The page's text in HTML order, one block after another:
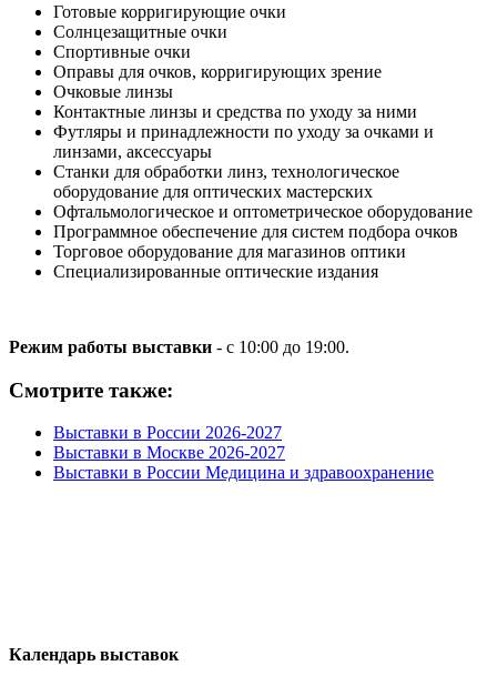
Готовые корригирующие очки
Солнцезащитные очки
Спортивные очки
Оправы для очков, корригирующих зрение
Очковые линзы
Контактные линзы и средства по уходу за ними
Футляры и принадлежности по уходу за очками и
линзами, аксессуары
Станки для обработки линз, технологическое
оборудование для оптических мастерских
Офтальмологическое и оптометрическое оборудование
Программное обеспечение для систем подбора очков
Торговое оборудование для магазинов оптики
Специализированные оптические издания
Режим работы выставки - с 10:00 до 19:00.
Смотрите также:
Выставки в России 2026-2027
Выставки в Москве 2026-2027
Выставки в России Медицина и здравоохранение
Календарь выставок